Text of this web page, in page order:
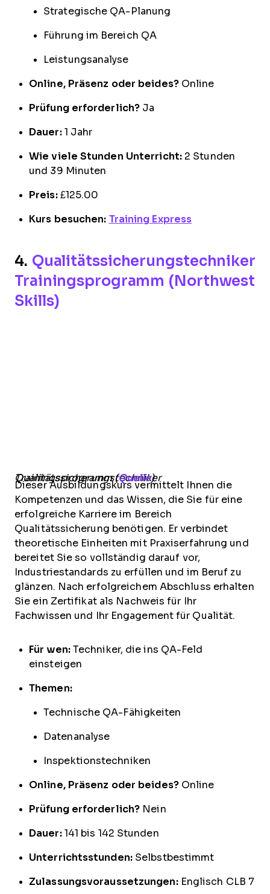
Strategische QA-Planung
Führung im Bereich QA
Leistungsanalyse
Online, Präsenz oder beides?Online
Prüfung erforderlich? Ja
Dauer:1 Jahr
Wie viele Stunden Unterricht:2 Stunden
und 39 Minuten
Preis:£125.00
Kurs besuchen: Training Express
4. Qualitätssicherungstechniker
Trainingsprogramm (Northwest
Skills)
Qualitätssicherungstechniker Trainingsprogramm (Quelle)
Dieser Ausbildungskurs vermittelt Ihnen die
Kompetenzen und das Wissen, die Sie für eine
erfolgreiche Karriere im Bereich
Qualitätssicherung benötigen. Er verbindet
theoretische Einheiten mit Praxiserfahrung und
bereitet Sie so vollständig darauf vor,
Industriestandards zu erfüllen und im Beruf zu
glänzen. Nach erfolgreichem Abschluss erhalten
Sie ein Zertifikat als Nachweis für Ihr
Fachwissen und Ihr Engagement für Qualität.
Für wen:Techniker, die ins QA-Feld
einsteigen
Themen:
Technische QA-Fähigkeiten
Datenanalyse
Inspektionstechniken
Online, Präsenz oder beides?Online
Prüfung erforderlich? Nein
Dauer:141 bis 142 Stunden
Unterrichtsstunden:Selbstbestimmt
Zulassungsvoraussetzungen:Englisch CLB 7